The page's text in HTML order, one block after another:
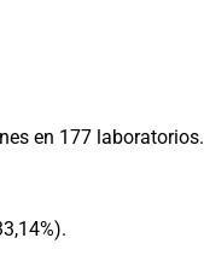
en 177 laboratorios.